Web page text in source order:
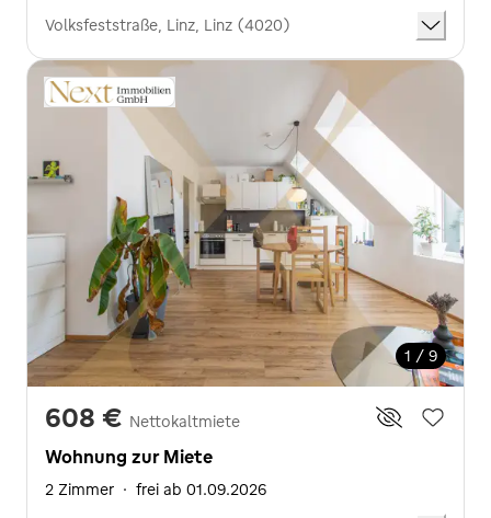
Volksfeststraße, Linz, Linz (4020)
1 / 9
608 € Nettokaltmiete
Wohnung zur Miete
2 Zimmer · frei ab 01.09.2026